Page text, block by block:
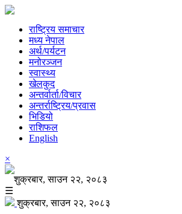
राष्ट्रिय समाचार
मध्य नेपाल
अर्थ/पर्यटन
मनोरञ्जन
स्वास्थ्य
खेलकुद
अन्तर्वार्ता/विचार
अन्तर्राष्ट्रिय/प्रवास
भिडियो
राशिफल
English
×
शुक्रबार, साउन २२, २०८३
☰
शुक्रबार, साउन २२, २०८३